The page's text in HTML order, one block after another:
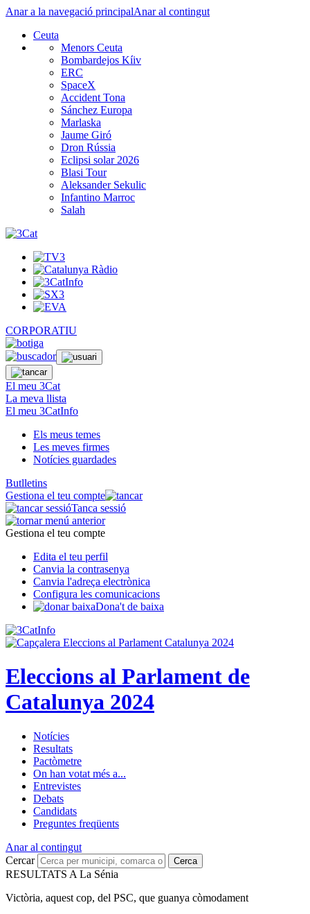
Anar a la navegació principalAnar al contingut
Ceuta
Menors Ceuta
Bombardejos Kíiv
ERC
SpaceX
Accident Tona
Sánchez Europa
Marlaska
Jaume Giró
Dron Rússia
Eclipsi solar 2026
Blasi Tour
Aleksander Sekulic
Infantino Marroc
Salah
CORPORATIU
El meu 3Cat
La meva llista
El meu 3CatInfo
Els meus temes
Les meves firmes
Notícies guardades
Butlletins
Gestiona el teu compte
Tanca sessió
Gestiona el teu compte
Edita el teu perfil
Canvia la contrasenya
Canvia l'adreça electrònica
Configura les comunicacions
Dona't de baixa
Eleccions al Parlament de
Catalunya 2024
Notícies
Resultats
Pactòmetre
On han votat més a...
Entrevistes
Debats
Candidats
Preguntes freqüents
Anar al contingut
Cercar
Cerca
RESULTATS A La Sénia
Victòria, aquest cop, del PSC, que guanya còmodament